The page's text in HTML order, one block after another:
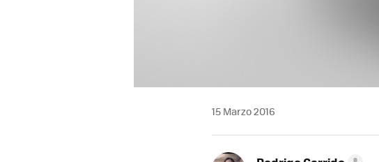
15 Marzo 2016